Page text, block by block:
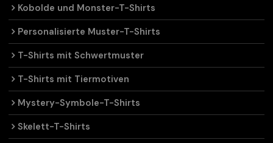
Kobolde und Monster-T-Shirts
Personalisierte Muster-T-Shirts
T-Shirts mit Schwertmuster
T-Shirts mit Tiermotiven
Mystery-Symbole-T-Shirts
Skelett-T-Shirts